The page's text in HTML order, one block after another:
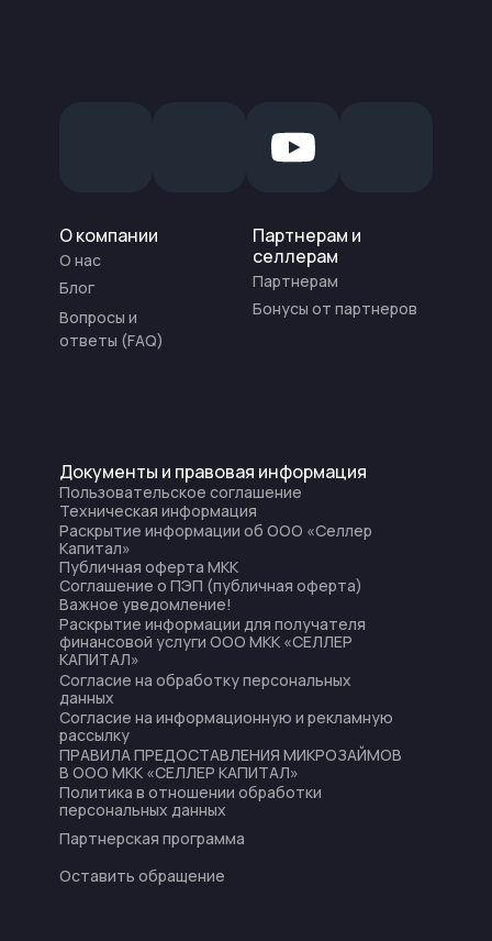
О компании
О нас
Блог
Вопросы и
ответы (FAQ)
Партнерам и
селлерам
Партнерам
Бонусы от партнеров
Документы и правовая информация
Пользовательское соглашение
Техническая информация
Раскрытие информации об ООО «Селлер
Капитал»
Публичная оферта МКК
Соглашение о ПЭП (публичная оферта)
Важное уведомление!
Раскрытие информации для получателя
финансовой услуги ООО МКК «СЕЛЛЕР
КАПИТАЛ»
Согласие на обработку персональных
данных
Согласие на информационную и рекламную
рассылку
ПРАВИЛА ПРЕДОСТАВЛЕНИЯ МИКРОЗАЙМОВ
В ООО МКК «СЕЛЛЕР КАПИТАЛ»
Политика в отношении обработки
персональных данных
Партнерская программа
Оставить обращение